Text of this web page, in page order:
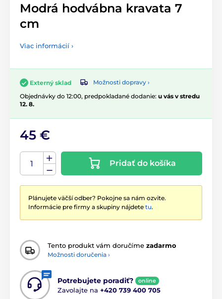
Modrá hodvábna kravata 7
cm
Viac informácií ›
Externý sklad
Možnosti dopravy ›
Objednávky do 12:00, predpokladané dodanie: u vás v stredu
12. 8.
45 €
Pridať do košíka
Plánujete väčší odber? Pokojne sa nám ozvite.
Informácie pre firmy a skupiny nájdete tu.
Tento produkt vám doručíme zadarmo
Možnosti doručenia ›
Potrebujete poradiť? online
Zavolajte na +420 739 400 705